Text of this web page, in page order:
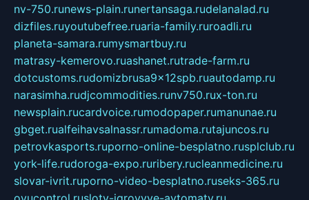
nv-750.runews-plain.runertansaga.rudelanalad.ru
dizfiles.ruyoutubefree.ruaria-family.ruroadli.ru
planeta-samara.rumysmartbuy.ru
matrasy-kemerovo.ruashanet.rutrade-farm.ru
dotcustoms.rudomizbrusa9x12spb.ruautodamp.ru
narasimha.rudjcommodities.runv750.rux-ton.ru
newsplain.rucardvoice.rumodopaper.rumanunae.ru
gbget.rualfeihavsalnassr.rumadoma.rutajuncos.ru
petrovkasports.ruporno-online-besplatno.rusplclub.ru
york-life.rudoroga-expo.ruribery.rucleanmedicine.ru
slovar-ivrit.ruporno-video-besplatno.ruseks-365.ru